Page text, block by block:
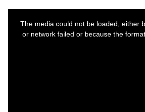
The media could not be loaded, either
or network failed or because the